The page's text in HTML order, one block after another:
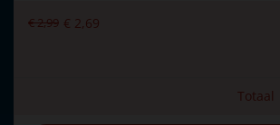
€2,99 € 2,69
Totaal